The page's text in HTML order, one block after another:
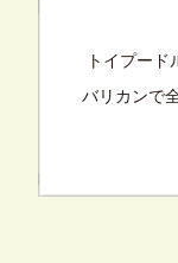
トイプー
バリカンで